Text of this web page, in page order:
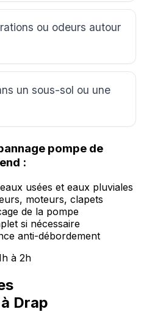
ou odeurs autour
un sous-sol ou une
pompe de
:
usées et eaux pluviales
moteurs, clapets
de la pompe
si nécessaire
anti-débordement
à 2h
Drap